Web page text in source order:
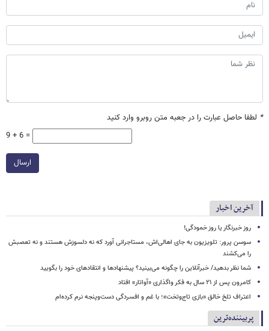
* لطفا حاصل عبارت را در جعبه متن روبرو وارد کنید
9 + 6 =
ارسال
آخرین اخبار
روز خبرنگار یا روز خمودگی!
سوسن پرور: تلویزیون به جای اهالی‌اش، مستاجرانی آورد که نه دلسوزش هستند و نه تعصبش
را می‌کشند
شما نظر بدهید/ خبرآنلاین را چگونه می‌بینید؟ پیشنهادها و انتقادهای خود را بگویید
کامرون پس از ۲۱ سال به فکر واگذاری «آواتار» افتاد
اعتراف تلخ خالق «بازی تاج‌وتخت»؛ با غم و افسردگی دست‌وپنجه نرم کرده‌ام
پربیننده‌ترین